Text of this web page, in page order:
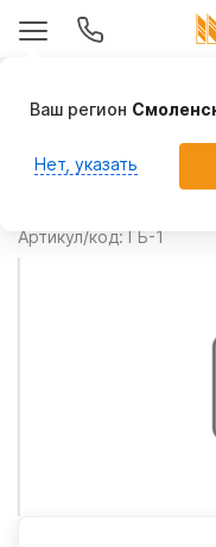
Гидробак
Артикул/код: ГБ-1
Ваш регион
Нет, указать